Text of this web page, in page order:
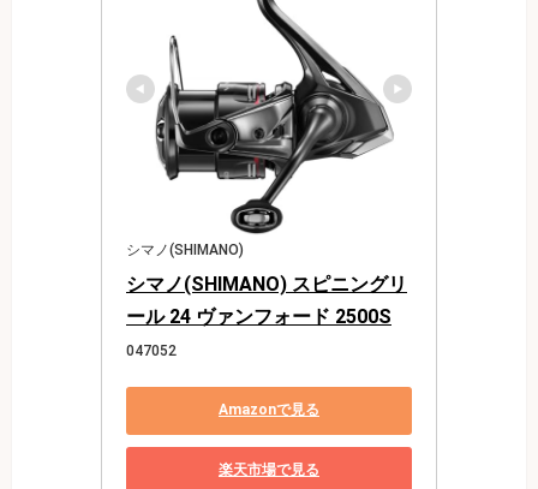
シマノ(SHIMANO)
シマノ(SHIMANO) スピニングリ
ール 24 ヴァンフォード 2500S
047052
Amazonで見る
楽天市場で見る